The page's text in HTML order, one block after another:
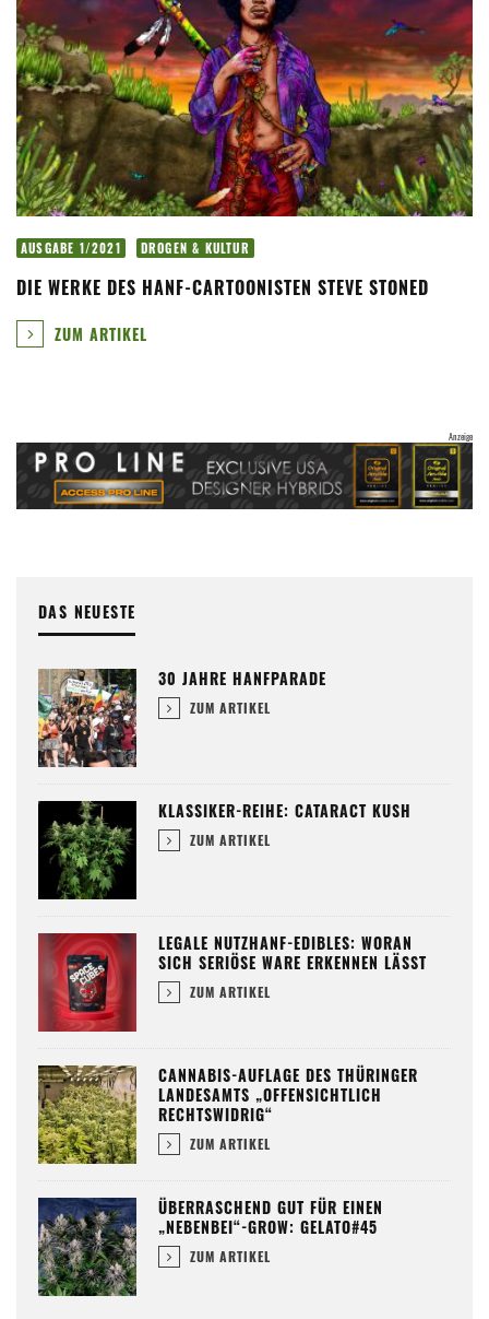
AUSGABE 1/2021 DROGEN & KULTUR
DIE WERKE DES HANF-CARTOONISTEN STEVE STONED
ZUM ARTIKEL
DAS NEUESTE
30 JAHRE HANFPARADE
ZUM ARTIKEL
KLASSIKER-REIHE: CATARACT KUSH
ZUM ARTIKEL
LEGALE NUTZHANF-EDIBLES: WORAN
SICH SERIÖSE WARE ERKENNEN LÄSST
ZUM ARTIKEL
CANNABIS-AUFLAGE DES THÜRINGER
LANDESAMTS „OFFENSICHTLICH
RECHTSWIDRIG“
ZUM ARTIKEL
ÜBERRASCHEND GUT FÜR EINEN
„NEBENBEI“-GROW: GELATO#45
ZUM ARTIKEL